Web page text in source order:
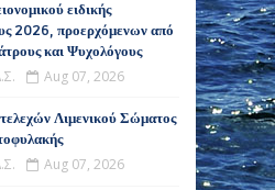
ειδικής
2026, προερχόμενων από
και Ψυχολόγους
Aug 07, 2026
Λιμενικού Σώματος
Aug 07, 2026